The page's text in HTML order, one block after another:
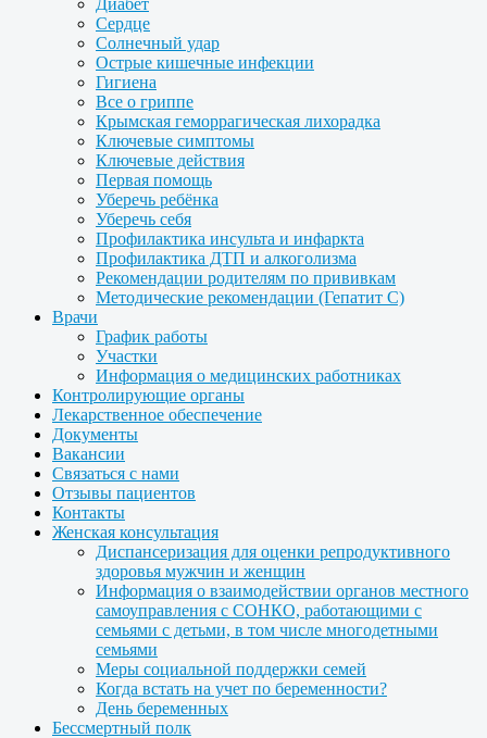
Диабет
Сердце
Солнечный удар
Острые кишечные инфекции
Гигиена
Все о гриппе
Крымская геморрагическая лихорадка
Ключевые симптомы
Ключевые действия
Первая помощь
Уберечь ребёнка
Уберечь себя
Профилактика инсульта и инфаркта
Профилактика ДТП и алкоголизма
Рекомендации родителям по прививкам
Методические рекомендации (Гепатит С)
Врачи
График работы
Участки
Информация о медицинских работниках
Контролирующие органы
Лекарственное обеспечение
Документы
Вакансии
Связаться с нами
Отзывы пациентов
Контакты
Женская консультация
Диспансеризация для оценки репродуктивного
здоровья мужчин и женщин
Информация о взаимодействии органов местного
самоуправления с СОНКО, работающими с
семьями с детьми, в том числе многодетными
семьями
Меры социальной поддержки семей
Когда встать на учет по беременности?
День беременных
Бессмертный полк